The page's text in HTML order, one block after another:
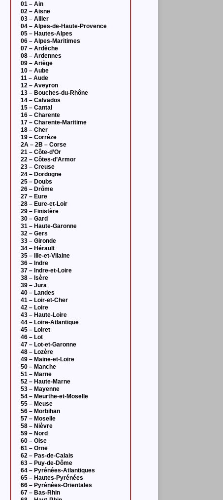
01 – Ain
02 – Aisne
03 – Allier
04 – Alpes-de-Haute-Provence
05 – Hautes-Alpes
06 – Alpes-Maritimes
07 – Ardèche
08 – Ardennes
09 – Ariège
10 – Aube
11 – Aude
12 – Aveyron
13 – Bouches-du-Rhône
14 – Calvados
15 – Cantal
16 – Charente
17 – Charente-Maritime
18 – Cher
19 – Corrèze
2A – 2B – Corse
21 – Côte-d’Or
22 – Côtes-d’Armor
23 – Creuse
24 – Dordogne
25 – Doubs
26 – Drôme
27 – Eure
28 – Eure-et-Loir
29 – Finistère
30 – Gard
31 – Haute-Garonne
32 – Gers
33 – Gironde
34 – Hérault
35 – Ille-et-Vilaine
36 – Indre
37 – Indre-et-Loire
38 – Isère
39 – Jura
40 – Landes
41 – Loir-et-Cher
42 – Loire
43 – Haute-Loire
44 – Loire-Atlantique
45 – Loiret
46 – Lot
47 – Lot-et-Garonne
48 – Lozère
49 – Maine-et-Loire
50 – Manche
51 – Marne
52 – Haute-Marne
53 – Mayenne
54 – Meurthe-et-Moselle
55 – Meuse
56 – Morbihan
57 – Moselle
58 – Nièvre
59 – Nord
60 – Oise
61 – Orne
62 – Pas-de-Calais
63 – Puy-de-Dôme
64 – Pyrénées-Atlantiques
65 – Hautes-Pyrénées
66 – Pyrénées-Orientales
67 – Bas-Rhin